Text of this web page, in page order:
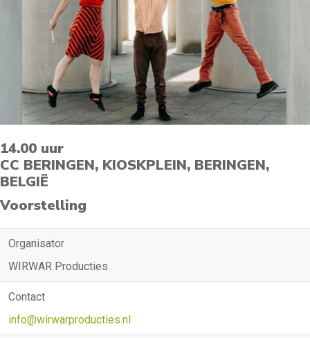
14.00 uur
CC BERINGEN, KIOSKPLEIN, BERINGEN,
BELGIË
Voorstelling
Organisator
WIRWAR Producties
Contact
info@wirwarproducties.nl